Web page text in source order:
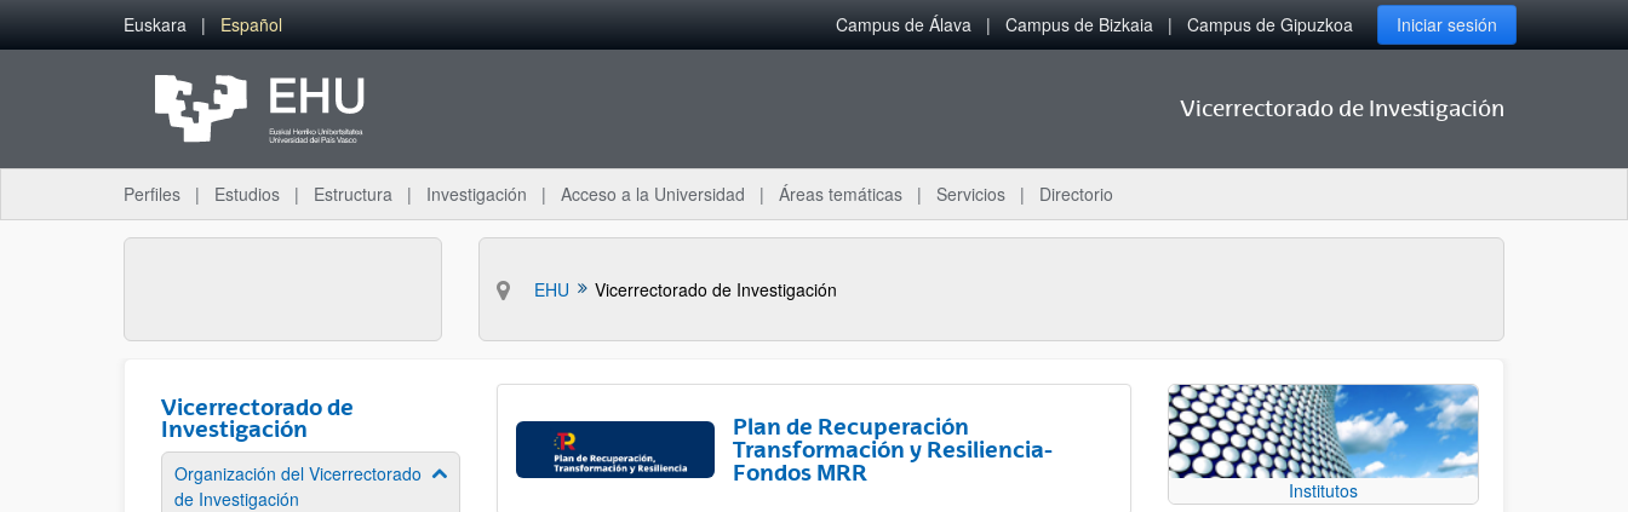
Saltar al contenido principal
Euskara Español Campus de Álava Campus de Bizkaia Campus de Gipuzkoa Iniciar sesión
Vicerrectorado de Investigación
Perfiles Estudios Estructura Investigación Acceso a la Universidad Áreas temáticas Servicios Directorio
EHU Vicerrectorado de Investigación
Vicerrectorado de
Investigación
Organización del Vicerrectorado
de Investigación
Mostrar/ocultar subpáginas
Plan de Recuperación
Transformación y Resiliencia-
Fondos MRR
Institutos